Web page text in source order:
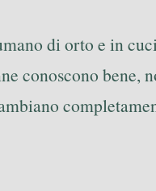
di orto e in
conoscono bene,